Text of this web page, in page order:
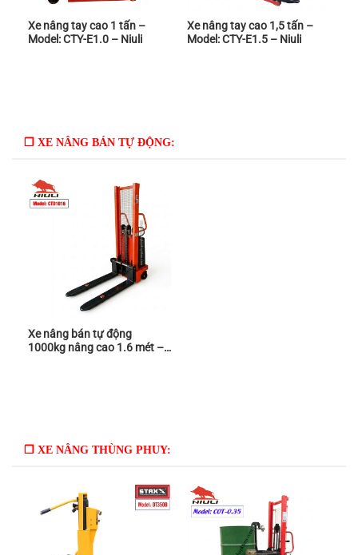
Xe nâng tay cao 1 tấn –
Model: CTY-E1.0 – Niuli
Xe nâng tay cao 1,5 tấn –
Model: CTY-E1.5 – Niuli
❒ XE NÂNG BÁN TỰ ĐỘNG:
Xe nâng bán tự động
1000kg nâng cao 1.6 mét –
❒ XE NÂNG THÙNG PHUY: